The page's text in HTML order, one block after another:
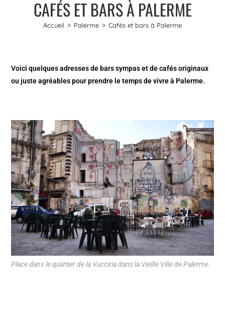
CAFÉS ET BARS À PALERME
Accueil > Palerme > Cafés et bars à Palerme
Voici quelques adresses de bars sympas et de cafés originaux
ou juste agréables pour prendre le temps de vivre à Palerme.
Place dans le quartier de la Vucciria dans la Vieille Ville de Palerme.